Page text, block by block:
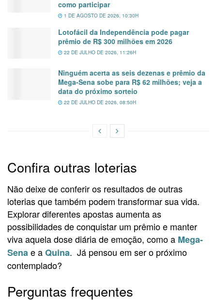
como participar
1 DE AGOSTO DE 2026, 10:30H
Lotofácil da Independência pode pagar
prêmio de R$ 300 milhões em 2026
22 DE JULHO DE 2026, 11:26H
Ninguém acerta as seis dezenas e prêmio da
Mega-Sena sobe para R$ 62 milhões; veja a
data do próximo sorteio
22 DE JULHO DE 2026, 08:50H
Confira outras loterias
Não deixe de conferir os resultados de outras
loterias que também podem transformar sua vida.
Explorar diferentes apostas aumenta as
possibilidades de conquistar um prêmio e manter
viva aquela dose diária de emoção, como a Mega-
Senae aQuina. Já pensou em ser o próximo
contemplado?
Perguntas frequentes